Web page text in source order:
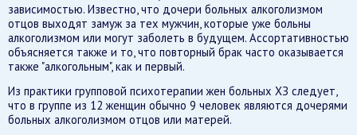
зависимостью. Известно, что дочери больных алкоголизмом
отцов выходят замуж за тех мужчин, которые уже больны
алкоголизмом или могут заболеть в будущем. Ассортативностью
объясняется также и то, что повторный брак часто оказывается
также "алкогольным", как и первый.
Из практики групповой психотерапии жен больных ХЗ следует,
что в группе из 12 женщин обычно 9 человек являются дочерями
больных алкоголизмом отцов или матерей.